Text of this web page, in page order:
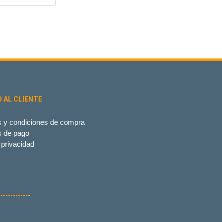
AL CLIENTE
y condiciones de compra
de pago